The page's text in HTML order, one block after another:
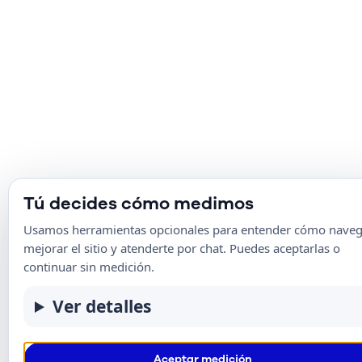
Tú decides cómo medimos
Usamos herramientas opcionales para entender cómo
mejorar el sitio y atenderte por chat. Puedes aceptarlas o
continuar sin medición.
Ver detalles